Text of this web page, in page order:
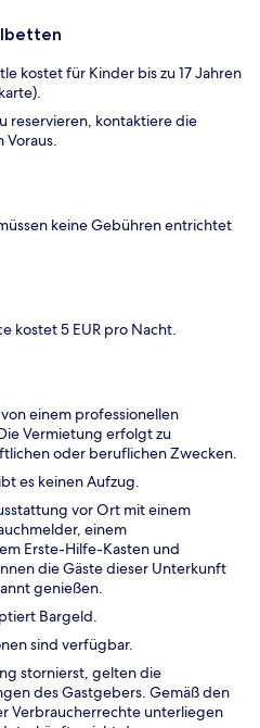
kostet für Kinder bis zu 17 Jahren
reservieren, kontaktiere die
keine Gebühren entrichtet
kostet 5 EUR pro Nacht.
einem professionellen
Vermietung erfolgt zu
oder beruflichen Zwecken.
es keinen Aufzug.
vor Ort mit einem
einem
Erste-Hilfe-Kasten und
die Gäste dieser Unterkunft
genießen.
Bargeld.
sind verfügbar.
stornierst, gelten die
des Gastgebers. Gemäß den
Verbraucherrechte unterliegen